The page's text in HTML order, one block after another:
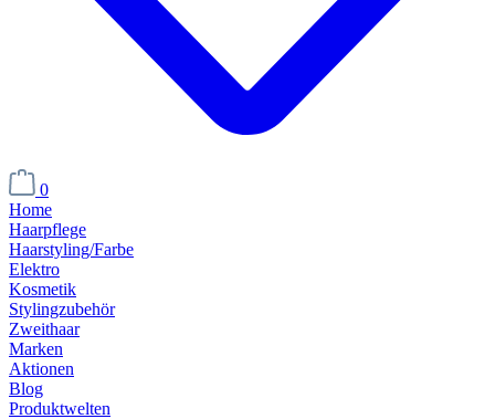
0
Home
Haarpflege
Haarstyling/Farbe
Elektro
Kosmetik
Stylingzubehör
Zweithaar
Marken
Aktionen
Blog
Produktwelten